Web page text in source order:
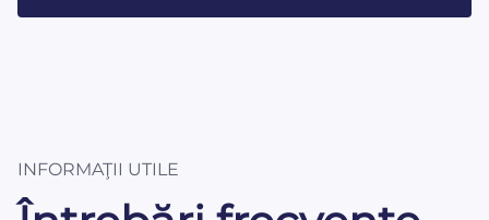
INFORMAŢII UTILE